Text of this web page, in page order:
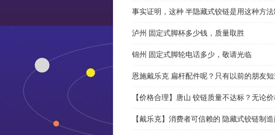
事实证明，这种 半隐藏式铰链是用这种方
泸州 固定式脚杯多少钱，质量取胜
锦州 固定式脚轮电话多少，敬请光临
恩施戴乐克 扁杆配件呢？只有以前的朋友
【价格合理】唐山 铰链质量不达标？无论
【戴乐克】消费者可信赖的 隐藏式铰链制